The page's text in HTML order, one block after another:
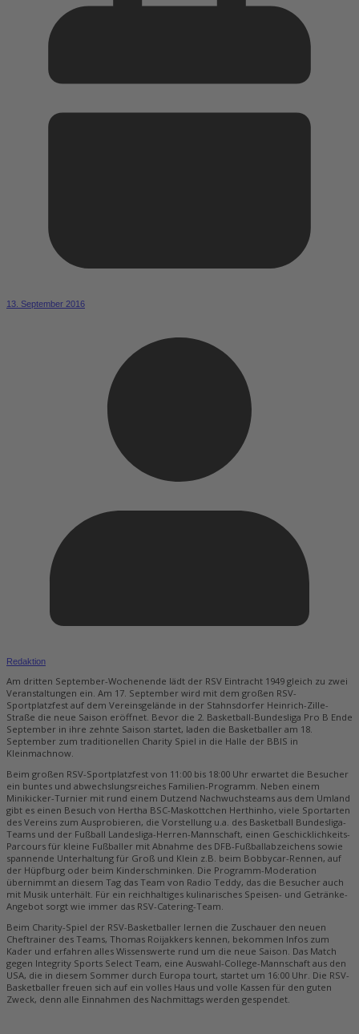
13. September 2016
Redaktion
Am dritten September-Wochenende lädt der RSV Eintracht 1949 gleich zu zwei
Veranstaltungen ein. Am 17. September wird mit dem großen RSV-
Sportplatzfest auf dem Vereinsgelände in der Stahnsdorfer Heinrich-Zille-
Straße die neue Saison eröffnet. Bevor die 2. Basketball-Bundesliga Pro B Ende
September in ihre zehnte Saison startet, laden die Basketballer am 18.
September zum traditionellen Charity Spiel in die Halle der BBIS in
Kleinmachnow.
Beim großen RSV-Sportplatzfest von 11:00 bis 18:00 Uhr erwartet die Besucher
ein buntes und abwechslungsreiches Familien-Programm. Neben einem
Minikicker-Turnier mit rund einem Dutzend Nachwuchsteams aus dem Umland
gibt es einen Besuch von Hertha BSC-Maskottchen Herthinho, viele Sportarten
des Vereins zum Ausprobieren, die Vorstellung u.a. des Basketball Bundesliga-
Teams und der Fußball Landesliga-Herren-Mannschaft, einen Geschicklichkeits-
Parcours für kleine Fußballer mit Abnahme des DFB-Fußballabzeichens sowie
spannende Unterhaltung für Groß und Klein z.B. beim Bobbycar-Rennen, auf
der Hüpfburg oder beim Kinderschminken. Die Programm-Moderation
übernimmt an diesem Tag das Team von Radio Teddy, das die Besucher auch
mit Musik unterhält. Für ein reichhaltiges kulinarisches Speisen- und Getränke-
Angebot sorgt wie immer das RSV-Catering-Team.
Beim Charity-Spiel der RSV-Basketballer lernen die Zuschauer den neuen
Cheftrainer des Teams, Thomas Roijakkers kennen, bekommen Infos zum
Kader und erfahren alles Wissenswerte rund um die neue Saison. Das Match
gegen Integrity Sports Select Team, eine Auswahl-College-Mannschaft aus den
USA, die in diesem Sommer durch Europa tourt, startet um 16:00 Uhr. Die RSV-
Basketballer freuen sich auf ein volles Haus und volle Kassen für den guten
Zweck, denn alle Einnahmen des Nachmittags werden gespendet.